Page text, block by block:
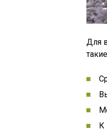
Для
К